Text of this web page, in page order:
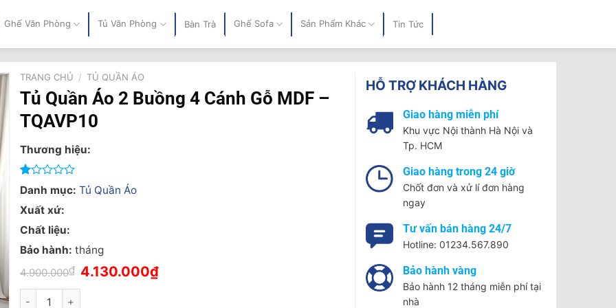
Ghế Văn Phòng Tủ Văn Phòng Bàn Trà Ghế Sofa Sản Phẩm Khác Tin Tức
TRANG CHỦ / TỦ QUẦN ÁO
Tủ Quần Áo 2 Buồng 4 Cánh Gỗ MDF –
TQAVP10
Thương hiệu:
1.00
trên
5
trên
9
giá
Danh mục: Tủ Quần Áo
Xuất xứ:
Chất liệu:
Bảo hành: tháng
4.900.000₫ Giá
gốc
là:
4.130.000₫Giá
hiện
Tủ Quần Áo 2 Buồng 4 Cánh Gỗ MDF - TQAVP10 số lượng
HỖ TRỢ KHÁCH HÀNG
Giao hàng miễn phí
Khu vực Nội thành Hà Nội và
Tp. HCM
Giao hàng trong 24 giờ
Chốt đơn và xử lí đơn hàng
ngay
Tư vấn bán hàng 24/7
Hotline: 01234.567.890
Bảo hành vàng
Bảo hành 12 tháng miễn phí tại
nhà